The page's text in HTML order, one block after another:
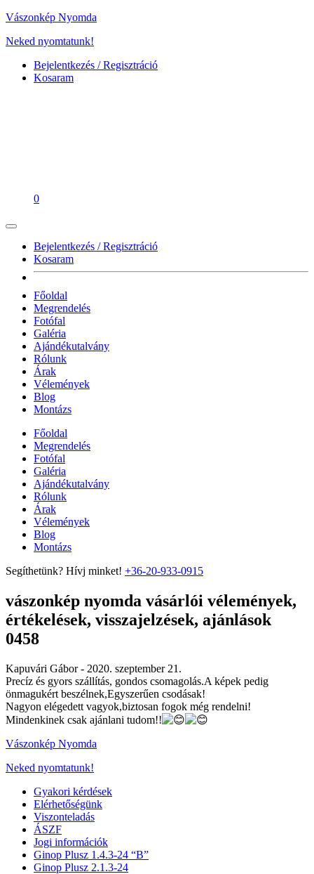
Vászonkép Nyomda
Neked nyomtatunk!
Bejelentkezés / Regisztráció
Kosaram
0
Bejelentkezés / Regisztráció
Kosaram
Főoldal
Megrendelés
Fotófal
Galéria
Ajándékutalvány
Rólunk
Árak
Vélemények
Blog
Montázs
Főoldal
Megrendelés
Fotófal
Galéria
Ajándékutalvány
Rólunk
Árak
Vélemények
Blog
Montázs
Segíthetünk? Hívj minket! +36-20-933-0915
vászonkép nyomda vásárlói vélemények,
értékelések, visszajelzések, ajánlások
0458
Kapuvári Gábor - 2020. szeptember 21.
Precíz és gyors szállítás, gondos csomagolás.A képek pedig
önmagukért beszélnek,Egyszerűen csodásak!
Nagyon elégedett vagyok,biztosan fogok még rendelni!
Mindenkinek csak ajánlani tudom!!
Vászonkép Nyomda
Neked nyomtatunk!
Gyakori kérdések
Elérhetőségünk
Viszonteladás
ÁSZF
Jogi információk
Ginop Plusz 1.4.3-24 “B”
Ginop Plusz 2.1.3-24